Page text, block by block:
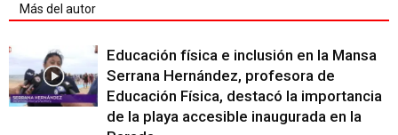
Más del autor
Educación física e inclusión en la Mansa
Serrana Hernández, profesora de
Educación Física, destacó la importancia
de la playa accesible inaugurada en la